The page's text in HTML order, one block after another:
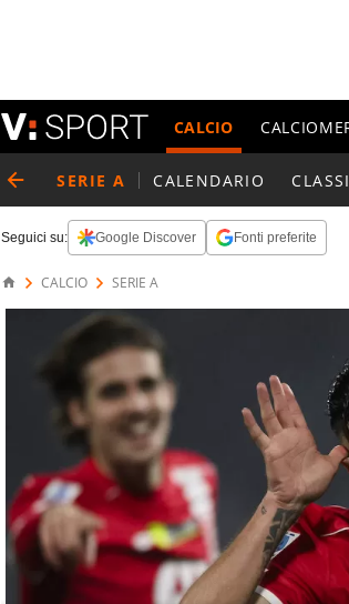
CALCIO
SERIE A CALENDARIO
Seguici su: Google Discover Fonti preferite
CALCIO SERIE A